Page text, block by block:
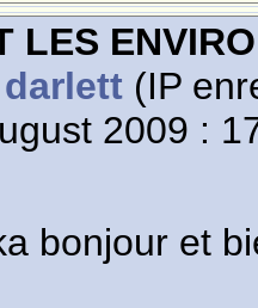
LES
darlett (IP
2009 :
bonjour et